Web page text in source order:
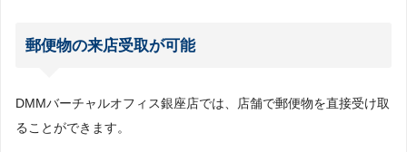
郵便物の来店受取が可能
DMMバーチャルオフィス銀座店では、店舗で郵便物を直接受け取
ることができます。